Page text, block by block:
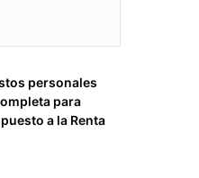
personales
para
a la Renta